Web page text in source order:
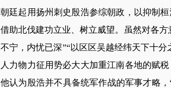
朝廷起用扬州刺史殷浩参综朝政，以抑制
借助北伐建功立业、树立威望。虽然对各
不宁，内忧已深”“以区区吴越经纬天下十
人力物力征用势必大大加重江南各地的赋
他认为殷浩并不具备统军作战的军事才略